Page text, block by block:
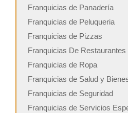
Franquicias de Panadería
Franquicias de Peluqueria
Franquicias de Pizzas
Franquicias De Restaurantes
Franquicias de Ropa
Franquicias de Salud y
Franquicias de Seguridad
Franquicias de Servicios